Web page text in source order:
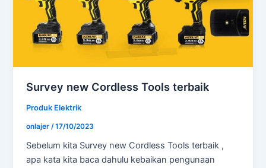
Survey new Cordless Tools terbaik
Produk Elektrik
onlajer /17/10/2023
Sebelum kita Survey new Cordless Tools terbaik ,
apa kata kita baca dahulu kebaikan pengunaan